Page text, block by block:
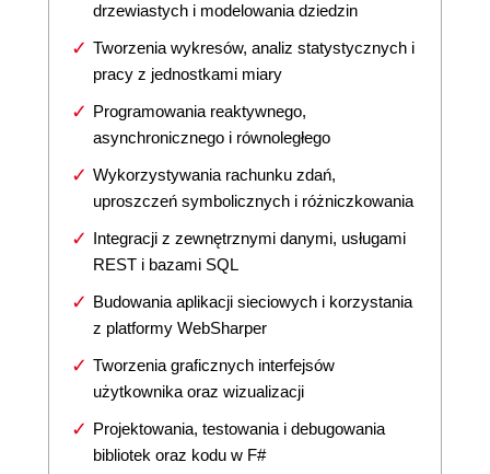
drzewiastych i modelowania dziedzin
Tworzenia wykresów, analiz statystycznych i
pracy z jednostkami miary
Programowania reaktywnego,
asynchronicznego i równoległego
Wykorzystywania rachunku zdań,
uproszczeń symbolicznych i różniczkowania
Integracji z zewnętrznymi danymi, usługami
REST i bazami SQL
Budowania aplikacji sieciowych i korzystania
z platformy WebSharper
Tworzenia graficznych interfejsów
użytkownika oraz wizualizacji
Projektowania, testowania i debugowania
bibliotek oraz kodu w F#